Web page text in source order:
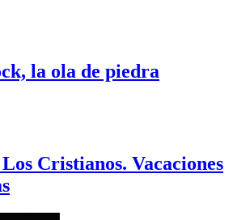
la ola de piedra
Cristianos. Vacaciones